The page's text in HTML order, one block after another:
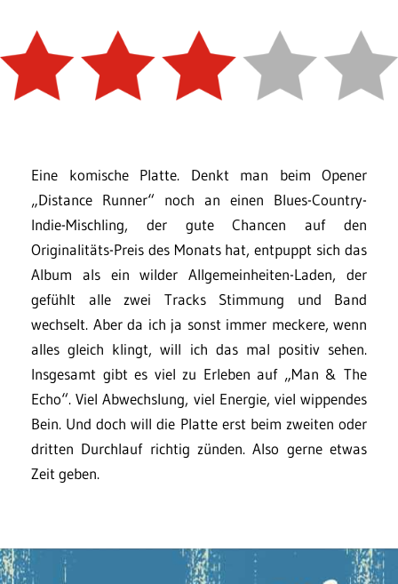
Eine komische Platte. Denkt man beim Opener
„Distance Runner“ noch an einen Blues-Country-
Indie-Mischling, der gute Chancen auf den
Originalitäts-Preis des Monats hat, entpuppt sich das
Album als ein wilder Allgemeinheiten-Laden, der
gefühlt alle zwei Tracks Stimmung und Band
wechselt. Aber da ich ja sonst immer meckere, wenn
alles gleich klingt, will ich das mal positiv sehen.
Insgesamt gibt es viel zu Erleben auf „Man & The
Echo“. Viel Abwechslung, viel Energie, viel wippendes
Bein. Und doch will die Platte erst beim zweiten oder
dritten Durchlauf richtig zünden. Also gerne etwas
Zeit geben.